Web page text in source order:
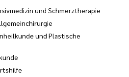
und Schmerztherapie
und Plastische